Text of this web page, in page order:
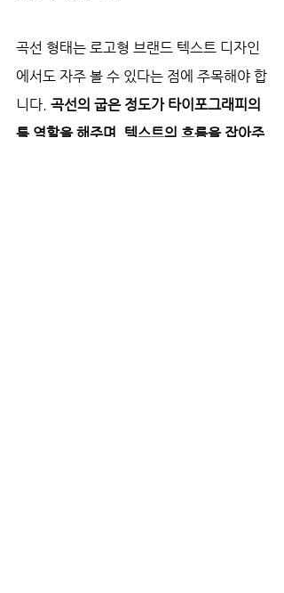
곡선 형태는 로고형 브랜드 텍스트 디자인
에서도 자주 볼 수 있다는 점에 주목해야 합
니다. 곡선의 굽은 정도가 타이포그래피의
틀 역할을 해주며, 텍스트의 흐름을 잡아주